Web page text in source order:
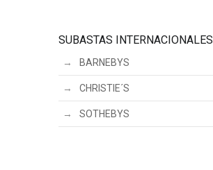
SUBASTAS INTERNACIONALES
BARNEBYS
CHRISTIE´S
SOTHEBYS